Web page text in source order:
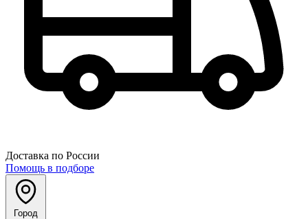
Доставка по России
Помощь в подборе
Город